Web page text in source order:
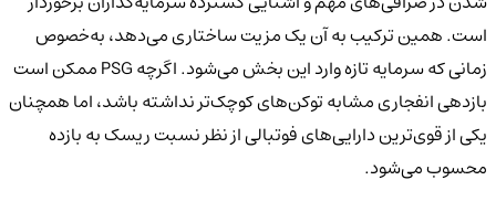
است. همین ترکیب به آن یک مزیت ساختاری می‌دهد، به‌خصوص
زمانی که سرمایه تازه وارد این بخش می‌شود. اگرچه PSG ممکن است
بازدهی انفجاری مشابه توکن‌های کوچک‌تر نداشته باشد، اما همچنان
یکی از قوی‌ترین دارایی‌های فوتبالی از نظر نسبت ریسک به بازده
محسوب می‌شود.